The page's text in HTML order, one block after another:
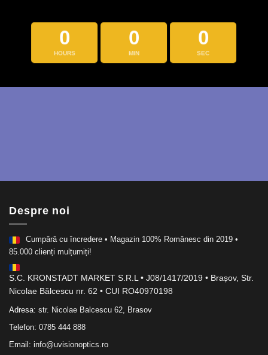
0
HOURS
0
MIN
0
SEC
Despre noi
Cumpără cu încredere • Magazin 100% Românesc din 2019 •
85.000 clienți mulțumiți!
S.C. KRONSTADT MARKET S.R.L • J08/1417/2019 • Brașov, Str.
Nicolae Bălcescu nr. 62 • CUI RO40970198
Adresa: str. Nicolae Balcescu 62, Brasov
Telefon: 0785 444 888
Email: info@uvisionoptics.ro